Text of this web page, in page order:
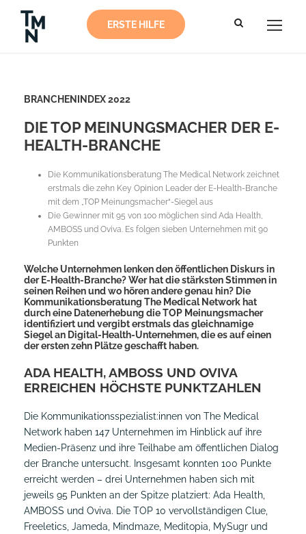
ERSTE HILFE
BRANCHENINDEX 2022
DIE TOP MEINUNGSMACHER DER E-
HEALTH-BRANCHE
Die Kommunikationsberatung The Medical Network zeichnet
erstmals die zehn Key Opinion Leader der E-Health-Branche
mit dem „TOP Meinungsmacher“-Siegel aus
Die Gewinner mit 95 von 100 möglichen sind Ada Health,
AMBOSS und Oviva. Es folgen sieben Unternehmen mit 90
Punkten
Welche Unternehmen lenken den öffentlichen Diskurs in
der E-Health-Branche? Wer hat die stärksten Stimmen in
seinen Reihen und wo hören andere genau hin? Die
Kommunikationsberatung The Medical Network hat
durch eine Datenerhebung die TOP Meinungsmacher
identifiziert und vergibt erstmals das gleichnamige
Siegel an Digital-Health-Unternehmen, die es auf einen
der ersten zehn Plätze geschafft haben.
ADA HEALTH, AMBOSS UND OVIVA
ERREICHEN HÖCHSTE PUNKTZAHLEN
Die Kommunikationsspezialist:innen von The Medical
Network haben 147 Unternehmen im Hinblick auf ihre
Medien-Präsenz und ihre Teilhabe am öffentlichen Dialog
der Branche untersucht. Insgesamt konnten 100 Punkte
erreicht werden – drei Unternehmen haben sich mit
jeweils 95 Punkten an der Spitze platziert: Ada Health,
AMBOSS und Oviva. Die TOP 10 vervollständigen Clue,
Freeletics, Jameda, Mindmaze, Meditopia, MySugr und